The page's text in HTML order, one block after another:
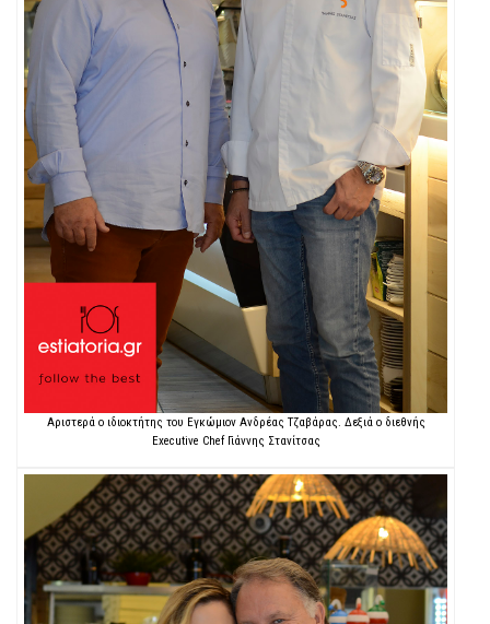
Αριστερά ο ιδιοκτήτης του Εγκώμιον Ανδρέας Τζαβάρας. Δεξιά ο διεθνής
Executive Chef Γιάννης Στανίτσας